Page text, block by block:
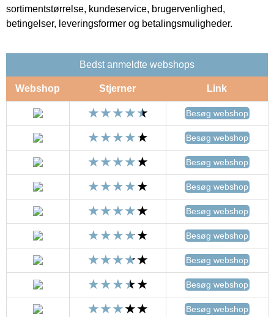
sortimentstørrelse, kundeservice, brugervenlighed,
betingelser, leveringsformer og betalingsmuligheder.
Bedst anmeldte webshops
Webshop Stjerner Link
Besøg webshop
Besøg webshop
Besøg webshop
Besøg webshop
Besøg webshop
Besøg webshop
Besøg webshop
Besøg webshop
Besøg webshop